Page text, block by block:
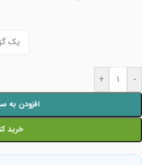
-
+
افزودن به
خرید